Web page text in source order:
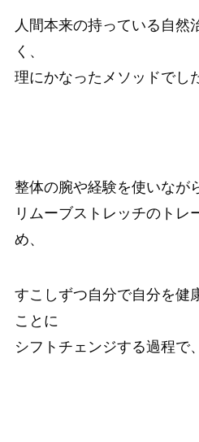
人間本来の持っている自然
く、
理にかなったメソッドでし
整体の腕や経験を使いなが
リムーブストレッチのトレ
め、
すこしずつ自分で自分を健
ことに
シフトチェンジする過程で、